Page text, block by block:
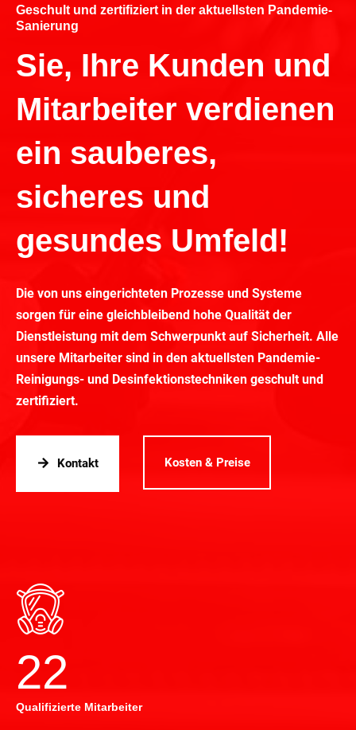
Geschult und zertifiziert in der aktuellsten Pandemie-
Sanierung
Sie, Ihre Kunden und
Mitarbeiter verdienen
ein sauberes,
sicheres und
gesundes Umfeld!
Die von uns eingerichteten Prozesse und Systeme
sorgen für eine gleichbleibend hohe Qualität der
Dienstleistung mit dem Schwerpunkt auf Sicherheit. Alle
unsere Mitarbeiter sind in den aktuellsten Pandemie-
Reinigungs- und Desinfektionstechniken geschult und
zertifiziert.
Kontakt Kosten & Preise
22
Qualifizierte Mitarbeiter